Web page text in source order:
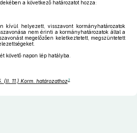
a következő határozatot hozza:
kívül helyezett, visszavont kormányhatározatok
nem érinti a kormányhatározatok által a
megelőzően keletkeztetett, megszüntetett
követő napon lép hatályba.
(II. 11.) Korm. határozathoz3